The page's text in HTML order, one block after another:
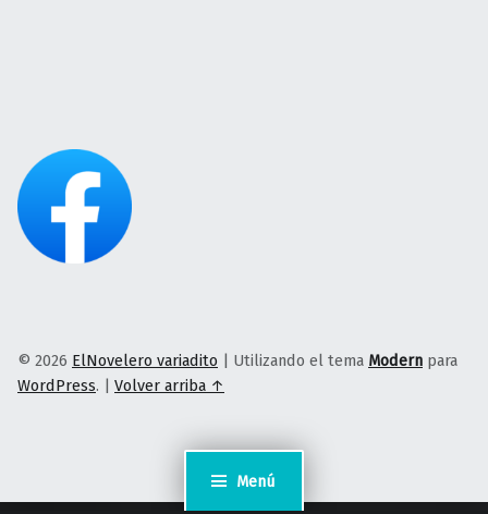
Menú
© 2026 ElNovelero variadito | Utilizando el tema Modern para
WordPress. | Volver arriba ↑